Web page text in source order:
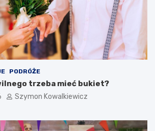
PODRÓŻE
trzeba mieć bukiet?
Szymon Kowalkiewicz